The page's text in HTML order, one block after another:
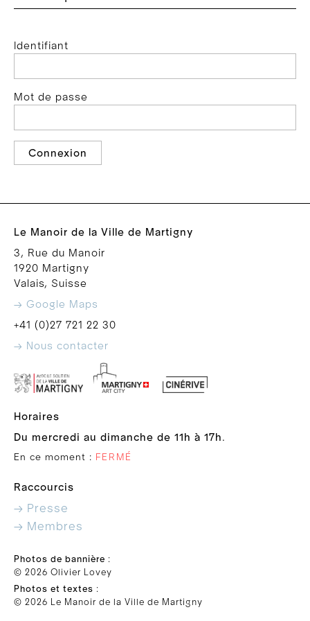
Identifiant
Mot de passe
Connexion
Le Manoir de la Ville de Martigny
3, Rue du Manoir
1920 Martigny
Valais, Suisse
→ Google Maps
+41 (0)27 721 22 30
→ Nous contacter
Horaires
Du mercredi au dimanche de 11h à 17h.
En ce moment : FERMÉ
Raccourcis
→ Presse
→ Membres
Photos de bannière :
© 2026 Olivier Lovey
Photos et textes :
© 2026 Le Manoir de la Ville de Martigny